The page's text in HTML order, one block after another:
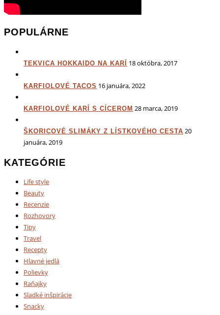
POPULÁRNE
TEKVICA HOKKAIDO NA KARÍ 18 októbra, 2017
KARFIOLOVÉ TACOS 16 januára, 2022
KARFIOLOVÉ KARÍ S CÍCEROM 28 marca, 2019
ŠKORICOVÉ SLIMÁKY Z LÍSTKOVÉHO CESTA 20
januára, 2019
KATEGÓRIE
Life style
Beauty
Recenzie
Rozhovory
Tipy
Travel
Recepty
Hlavné jedlá
Polievky
Raňajky
Sladké inšpirácie
Snacky